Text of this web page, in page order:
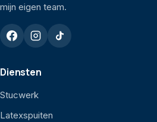
mijn eigen team.
Diensten
Stucwerk
Latexspuiten